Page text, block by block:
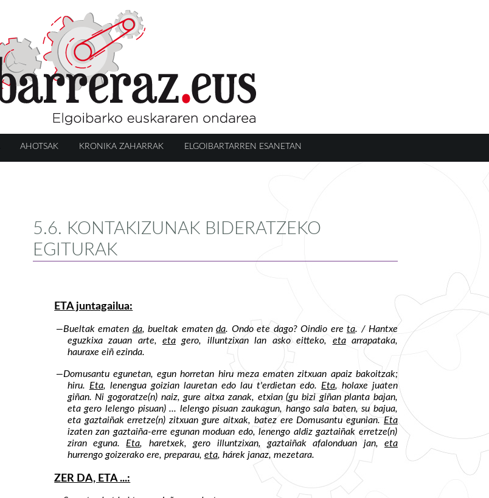
AHOTSAK KRONIKA ZAHARRAK ELGOIBARTARREN ESANETAN
5.6. KONTAKIZUNAK BIDERATZEKO
EGITURAK
ETA juntagailua:
—Bueltak ematen da, bueltak ematenda. Ondo ete dago? Oindio ereta. / Hantxe
eguzkixa zauan arte, eta gero, illuntzixan lan asko eitteko, etaarrapataka,
hauraxe eiñ ezinda.
—Domusantu egunetan, egun horretan hiru meza ematen zitxuan apaiz bakoitzak;
hiru. Eta, lenengua goizian lauretan edo lau t'erdietan edo. Eta, holaxe juaten
giñan. Ni gogoratze(n) naiz, gure aitxa zanak, etxian (gu bizi giñan planta bajan,
eta gero lelengo pisuan) ... lelengo pisuan zaukagun, hango sala baten, su bajua,
eta gaztaiñak erretze(n) zitxuan gure aitxak, batez ere Domusantu egunian.Eta
izaten zan gaztaiña-erre egunan moduan edo, lenengo aldiz gaztaiñak erretze(n)
ziran eguna. Eta, haretxek, gero illuntzixan, gaztaiñak afalonduan jan,eta
hurrengo goizerako ere, preparau, eta, hárek janaz, mezetara.
ZER DA, ETA ...: